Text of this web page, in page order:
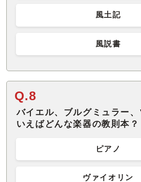
風土記
風説書
Q.8
バイエル、ブルグミュラー、
いえばどんな楽器の教則本？
ピアノ
ヴァイオリン